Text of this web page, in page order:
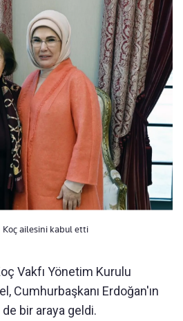
Koç ailesini kabul etti
Vakfı Yönetim Kurulu
Cumhurbaşkanı Erdoğan'ın
bir araya geldi.